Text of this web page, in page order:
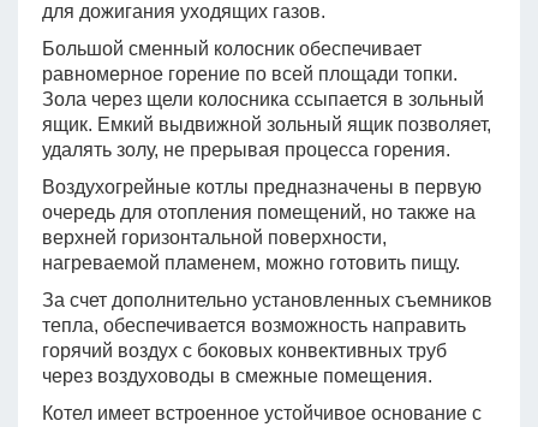
для дожигания уходящих газов.
Большой сменный колосник обеспечивает
равномерное горение по всей площади топки.
Зола через щели колосника ссыпается в зольный
ящик. Емкий выдвижной зольный ящик позволяет,
удалять золу, не прерывая процесса горения.
Воздухогрейные котлы предназначены в первую
очередь для отопления помещений, но также на
верхней горизонтальной поверхности,
нагреваемой пламенем, можно готовить пищу.
За счет дополнительно установленных съемников
тепла, обеспечивается возможность направить
горячий воздух с боковых конвективных труб
через воздуховоды в смежные помещения.
Котел имеет встроенное устойчивое основание с